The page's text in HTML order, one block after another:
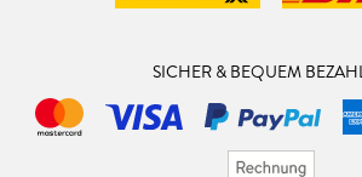
SICHER & BEQUEM